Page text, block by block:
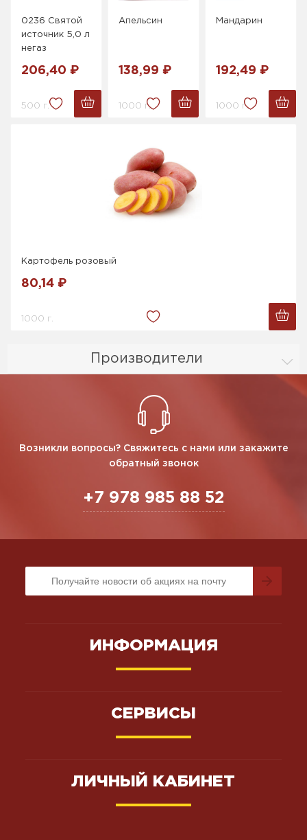
Производители
0236 Святой
источник 5,0 л
негаз
206,40 ₽
500 г.
Апельсин
138,99 ₽
1000 г.
Мандарин
192,49 ₽
1000 г.
Картофель розовый
80,14 ₽
1000 г.
Возникли вопросы? Свяжитесь с нами или закажите
обратный звонок
+7 978 985 88 52
ИНФОРМАЦИЯ
СЕРВИСЫ
ЛИЧНЫЙ КАБИНЕТ